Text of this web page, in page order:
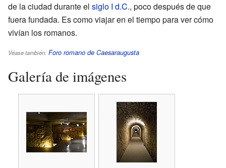
de la ciudad durante el siglo I d.C., poco después de que
fuera fundada. Es como viajar en el tiempo para ver cómo
vivían los romanos.
Véase también: Foro romano de Caesaraugusta
Galería de imágenes